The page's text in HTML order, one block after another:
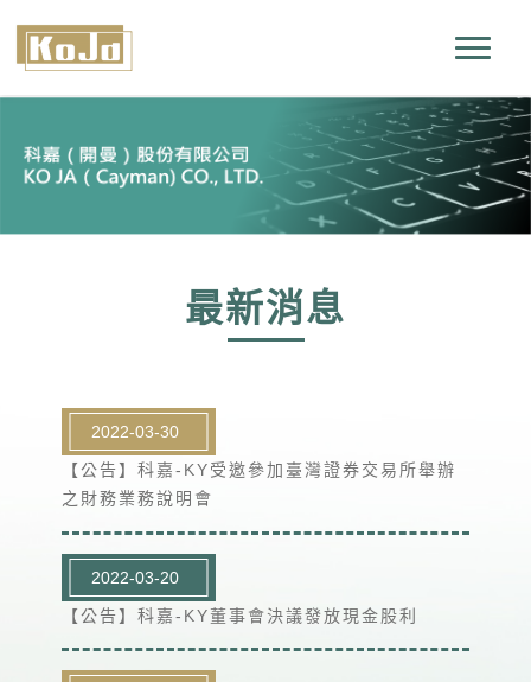
最新消息
2022-03-30
【公告】科嘉-KY受邀參加臺灣證券交易所舉辦
之財務業務說明會
2022-03-20
【公告】科嘉-KY董事會決議發放現金股利